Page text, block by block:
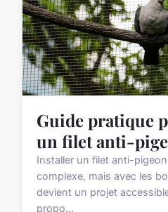
Guide pratique
un filet anti-
Installer un filet anti-
complexe, mais avec les
devient un projet
propo...